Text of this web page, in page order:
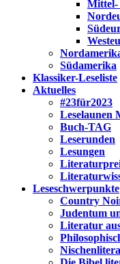
Mittel-
Südamerika
Klassiker-Leseliste
Aktuelles
#23für2023
Leselaunen
Buch-TAG
Leserunden
Lesungen
Leseschwerpunkte
Country
Judentum
Literatur